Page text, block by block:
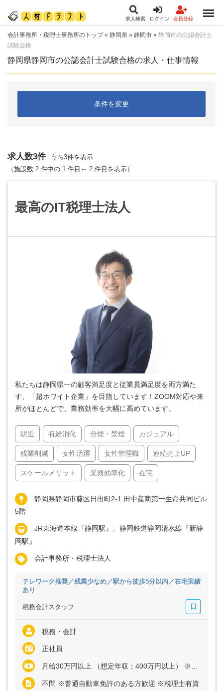
求人検索 ログイン 会員登録
会計事務所・税理士事務所のトップ» 静岡県 » 静岡市 » 静岡市の公認会計士
試験合格
静岡県静岡市の公認会計士試験合格の求人・仕事情報
条件を変更
求人数3件
うち3件を表示
（施設数 2 件中の 1 件目～ 2 件目を表示）
最高のIT税理士法人
私たちは静岡県一の顧客満足度と従業員満足度を両方満た
す、「超ホワイト企業」を目指しています！ZOOM対応や来
所がほとんどで、業務効率を大幅に高めています。
駅近 有給消化 分煙・禁煙 カジュアル
残業削減 女性活躍 女性管理職 連続売上UP
スケールメリット 業務効率化 在宅
静岡県静岡市葵区日出町2-1 田中産商第一生命共同ビル
5階
JR東海道本線『静岡駅』、静岡鉄道静岡清水線『新静
岡駅』
会計事務所・税理士法人
テレワーク推奨／残業少なめ／駅から徒歩5分以内／在宅実績
あり
税務会計スタッフ
税務・会計
正社員
月給30万円以上 （想定年収：400万円以上） ※経験・能力など考慮の上、決定いたします ※残業代は全額支給
不問 ※普通自動車免許のある方歓迎 ※税理士有資